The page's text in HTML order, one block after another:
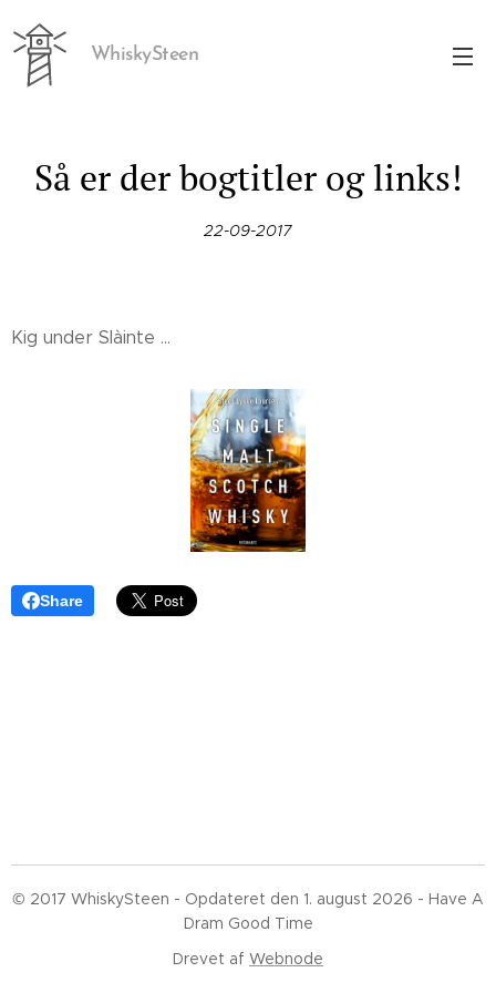
WhiskySteen
Så er der bogtitler og links!
22-09-2017
Kig under Slàinte ...
Share
© 2017 WhiskySteen - Opdateret den 1. august 2026 - Have A
Dram Good Time
Drevet af Webnode